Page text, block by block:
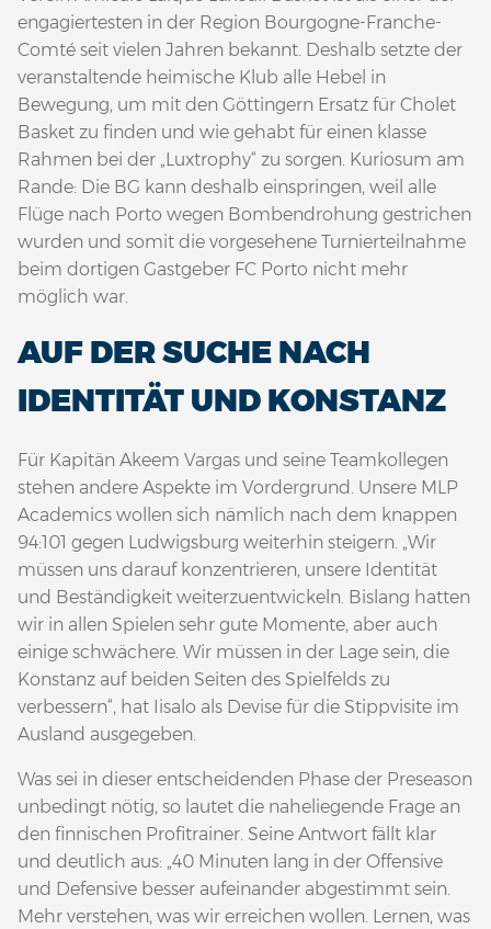
engagiertesten in der Region Bourgogne-Franche-
Comté seit vielen Jahren bekannt. Deshalb setzte der
veranstaltende heimische Klub alle Hebel in
Bewegung, um mit den Göttingern Ersatz für Cholet
Basket zu finden und wie gehabt für einen klasse
Rahmen bei der „Luxtrophy“ zu sorgen. Kuriosum am
Rande: Die BG kann deshalb einspringen, weil alle
Flüge nach Porto wegen Bombendrohung gestrichen
wurden und somit die vorgesehene Turnierteilnahme
beim dortigen Gastgeber FC Porto nicht mehr
möglich war.
AUF DER SUCHE NACH
IDENTITÄT UND KONSTANZ
Für Kapitän Akeem Vargas und seine Teamkollegen
stehen andere Aspekte im Vordergrund. Unsere MLP
Academics wollen sich nämlich nach dem knappen
94:101 gegen Ludwigsburg weiterhin steigern. „Wir
müssen uns darauf konzentrieren, unsere Identität
und Beständigkeit weiterzuentwickeln. Bislang hatten
wir in allen Spielen sehr gute Momente, aber auch
einige schwächere. Wir müssen in der Lage sein, die
Konstanz auf beiden Seiten des Spielfelds zu
verbessern“, hat Iisalo als Devise für die Stippvisite im
Ausland ausgegeben.
Was sei in dieser entscheidenden Phase der Preseason
unbedingt nötig, so lautet die naheliegende Frage an
den finnischen Profitrainer. Seine Antwort fällt klar
und deutlich aus: „40 Minuten lang in der Offensive
und Defensive besser aufeinander abgestimmt sein.
Mehr verstehen, was wir erreichen wollen. Lernen, was